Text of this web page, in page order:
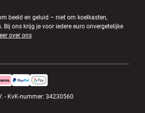
beeld en geluid – niet om koelkasten,
ons krijg je voor iedere euro onvergetelijke
over ons
- KvK-nummer: 34230560